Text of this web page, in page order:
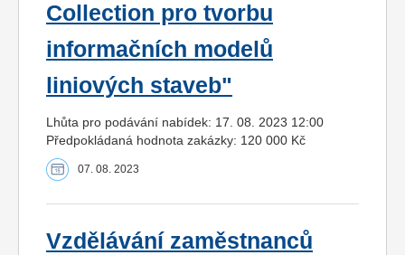
Collection pro tvorbu
informačních modelů
liniových staveb"
Lhůta pro podávání nabídek: 17. 08. 2023 12:00
Předpokládaná hodnota zakázky: 120 000 Kč
07. 08. 2023
Vzdělávání zaměstnanců